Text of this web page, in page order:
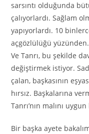
sarsıntı olduğunda
çalıyorlardı. Sağlam
yapıyorlardı. 10
açgözlülüğü
Ve Tanrı, bu şekilde
değiştirmek istiyor.
çalan, başkasının
hırsız. Başkalarına
Tanrı’nın malını
Bir başka ayete